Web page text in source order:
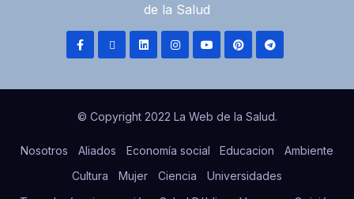
de la Salud
© Copyright 2022 La Web de la Salud.
Nosotros Aliados Economía social Educacion
Ambiente
Cultura
Mujer Ciencia
Universidades